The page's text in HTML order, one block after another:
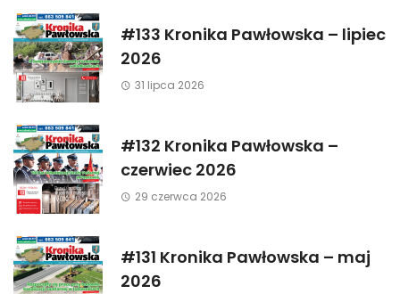
#133 Kronika Pawłowska – lipiec
2026
31 lipca 2026
#132 Kronika Pawłowska –
czerwiec 2026
29 czerwca 2026
#131 Kronika Pawłowska – maj
2026